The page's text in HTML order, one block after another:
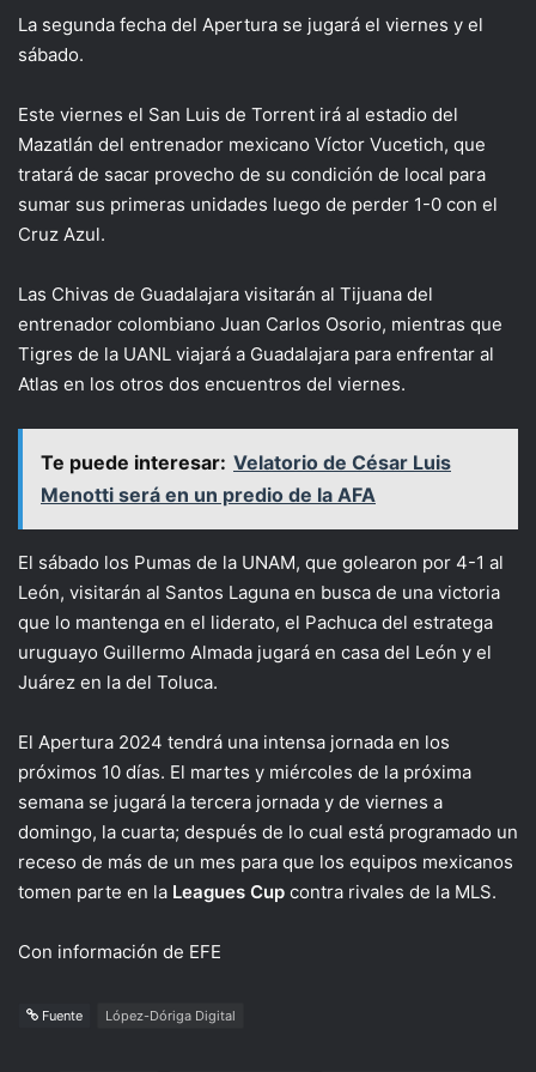
La segunda fecha del Apertura se jugará el viernes y el
sábado.
Este viernes el San Luis de Torrent irá al estadio del
Mazatlán del entrenador mexicano Víctor Vucetich, que
tratará de sacar provecho de su condición de local para
sumar sus primeras unidades luego de perder 1-0 con el
Cruz Azul.
Las Chivas de Guadalajara visitarán al Tijuana del
entrenador colombiano Juan Carlos Osorio, mientras que
Tigres de la UANL viajará a Guadalajara para enfrentar al
Atlas en los otros dos encuentros del viernes.
Te puede interesar: Velatorio de César Luis
Menotti será en un predio de la AFA
El sábado los Pumas de la UNAM, que golearon por 4-1 al
León, visitarán al Santos Laguna en busca de una victoria
que lo mantenga en el liderato, el Pachuca del estratega
uruguayo Guillermo Almada jugará en casa del León y el
Juárez en la del Toluca.
El Apertura 2024 tendrá una intensa jornada en los
próximos 10 días. El martes y miércoles de la próxima
semana se jugará la tercera jornada y de viernes a
domingo, la cuarta; después de lo cual está programado un
receso de más de un mes para que los equipos mexicanos
tomen parte en la Leagues Cup contra rivales de la MLS.
Con información de EFE
Fuente López-Dóriga Digital